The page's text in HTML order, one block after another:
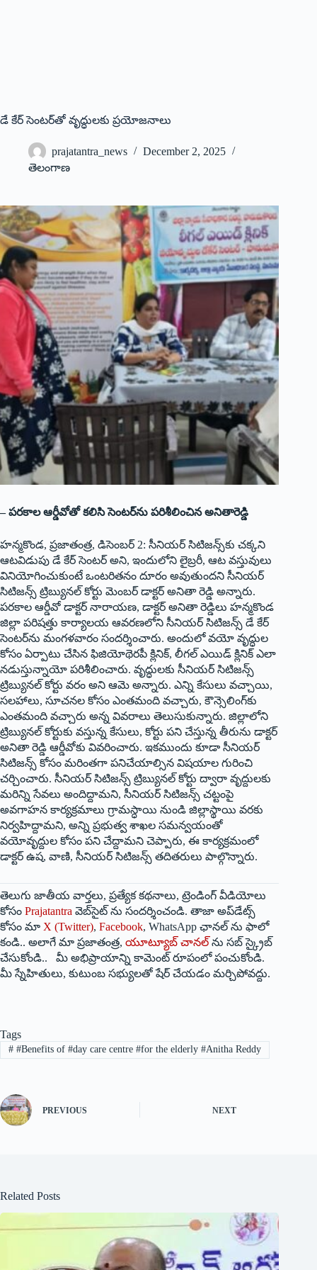
డే కేర్‌ సెంటర్‌తో వృద్ధులకు ప్రయోజనాలు
prajatantra_news
December 2, 2025
తెలంగాణ
– పరకాల ఆర్డీవోతో కలిసి సెంటర్‌ను పరిశీలించిన అనితారెడ్డి
హన్మకొండ, ప్రజాతంత్ర, డిసెంబర్‌ 2: సీనియర్‌ సిటిజన్స్‌కు చక్కని
ఆటవిడుపు డే కేర్‌ సెంటర్‌ అని, ఇందులోని లైబ్రరీ, ఆట వస్తువులు
వినియోగించుకుంటే ఒంటరితనం దూరం అవుతుందని సీనియర్‌
సిటిజన్స్‌ ట్రిబ్యునల్‌ కోర్టు మెంబర్‌ డాక్టర్‌ అనితా రెడ్డి అన్నారు.
పరకాల ఆర్డీవో డాక్టర్‌ నారాయణ, డాక్టర్‌ అనితా రెడ్డిలు హన్మకొండ
జిల్లా పరిషత్తు కార్యాలయ ఆవరణలోని సీనియర్‌ సిటిజన్స్‌ డే కేర్‌
సెంటర్‌ను మంగళవారం సందర్శించారు. అందులో వయో వృద్ధుల
కోసం ఏర్పాటు చేసిన ఫిజియోథెరపీ క్లినిక్‌, లీగల్‌ ఎయిడ్‌ క్లినిక్‌ ఎలా
నడుస్తున్నాయో పరిశీలించారు. వృద్ధులకు సీనియర్‌ సిటిజన్స్‌
ట్రిబ్యునల్‌ కోర్టు వరం అని ఆమె అన్నారు. ఎన్ని కేసులు వచ్చాయి,
సలహాలు, సూచనల కోసం ఎంతమంది వచ్చారు, కౌన్సెలింగ్‌కు
ఎంతమంది వచ్చారు అన్న వివరాలు తెలుసుకున్నారు. జిల్లాలోని
ట్రిబ్యునల్‌ కోర్టుకు వస్తున్న కేసులు, కోర్టు పని చేస్తున్న తీరును డాక్టర్‌
అనితా రెడ్డి ఆర్డీవోకు వివరించారు. ఇకముందు కూడా సీనియర్‌
సిటిజన్స్‌ కోసం మరింతగా పనిచేయాల్సిన విషయాల గురించి
చర్చించారు. సీనియర్‌ సిటిజన్స్‌ ట్రిబ్యునల్‌ కోర్టు ద్వారా వృద్దులకు
మరిన్ని సేవలు అందిద్దామని, సీనియర్‌ సిటిజన్స్‌ చట్టంపై
అవగాహన కార్యక్రమాలు గ్రామస్ధాయి నుండి జిల్లాస్థాయి వరకు
నిర్వహిద్దామని, అన్ని ప్రభుత్వ శాఖల సమన్వయంతో
వయోవృద్దుల కోసం పని చేద్దామని చెప్పారు, ఈ కార్యక్రమంలో
డాక్టర్‌ ఉష, వాణి, సీనియర్‌ సిటిజన్స్‌ తదితరులు పాల్గొన్నారు.
తెలుగు జాతీయ వార్తలు, ప్రత్యేక కథనాలు, ట్రెండింగ్ వీడియోలు
కోసం Prajatantra వెబ్‌సైట్ ను సందర్శించండి. తాజా అప్‌డేట్స్
కోసం మా X (Twitter), Facebook, WhatsApp ఛానల్ ను ఫాలో
కండి.. అలాగే మా ప్రజాతంత్ర, యూట్యూబ్ చానల్ ను సబ్ స్క్రైబ్
చేసుకోండి.. మీ అభిప్రాయాన్ని కామెంట్ రూపంలో పంచుకోండి.
మీ స్నేహితులు, కుటుంబ సభ్యులతో షేర్ చేయడం మర్చిపోవద్దు.
Tags
##Benefits of #day care centre #for the elderly #Anitha Reddy
PREVIOUS NEXT
Related Posts